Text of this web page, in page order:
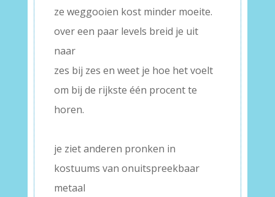
ze weggooien kost minder moeite.
over een paar levels breid je uit
naar
zes bij zes en weet je hoe het voelt
om bij de rijkste één procent te
horen.
je ziet anderen pronken in
kostuums van onuitspreekbaar
metaal